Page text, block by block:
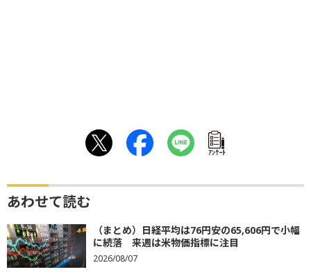
ｱﾝｹｰﾄ
あわせて読む
（まとめ）日経平均は76円安の65,606円で小幅
に続落 来週は米物価指標に注目
2026/08/07